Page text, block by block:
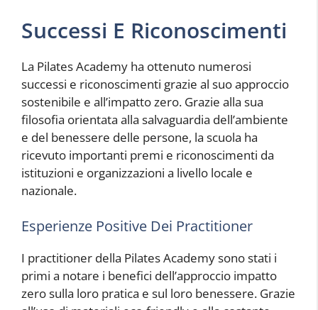
Successi E Riconoscimenti
La Pilates Academy ha ottenuto numerosi
successi e riconoscimenti grazie al suo approccio
sostenibile e all’impatto zero. Grazie alla sua
filosofia orientata alla salvaguardia dell’ambiente
e del benessere delle persone, la scuola ha
ricevuto importanti premi e riconoscimenti da
istituzioni e organizzazioni a livello locale e
nazionale.
Esperienze Positive Dei Practitioner
I practitioner della Pilates Academy sono stati i
primi a notare i benefici dell’approccio impatto
zero sulla loro pratica e sul loro benessere. Grazie